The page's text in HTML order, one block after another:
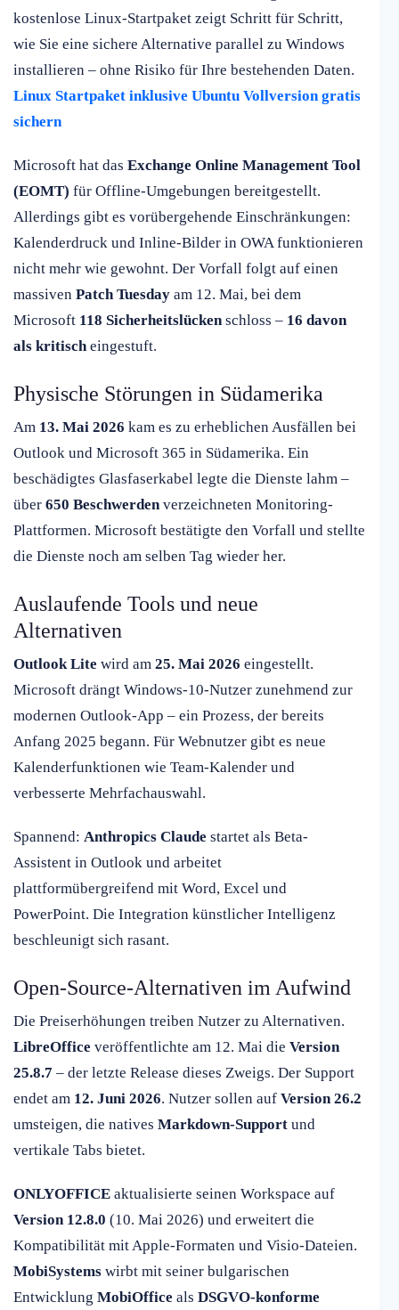
kostenlose Linux-Startpaket zeigt Schritt für Schritt,
wie Sie eine sichere Alternative parallel zu Windows
installieren – ohne Risiko für Ihre bestehenden Daten.
Linux Startpaket inklusive Ubuntu Vollversion gratis
sichern
Microsoft hat das Exchange Online Management Tool
(EOMT) für Offline-Umgebungen bereitgestellt.
Allerdings gibt es vorübergehende Einschränkungen:
Kalenderdruck und Inline-Bilder in OWA funktionieren
nicht mehr wie gewohnt. Der Vorfall folgt auf einen
massiven Patch Tuesday am 12. Mai, bei dem
Microsoft 118 Sicherheitslückenschloss – 16 davon
als kritischeingestuft.
Physische Störungen in Südamerika
Am 13. Mai 2026 kam es zu erheblichen Ausfällen bei
Outlook und Microsoft 365 in Südamerika. Ein
beschädigtes Glasfaserkabel legte die Dienste lahm –
über 650 Beschwerdenverzeichneten Monitoring-
Plattformen. Microsoft bestätigte den Vorfall und stellte
die Dienste noch am selben Tag wieder her.
Auslaufende Tools und neue
Alternativen
Outlook Lite wird am 25. Mai 2026 eingestellt.
Microsoft drängt Windows-10-Nutzer zunehmend zur
modernen Outlook-App – ein Prozess, der bereits
Anfang 2025 begann. Für Webnutzer gibt es neue
Kalenderfunktionen wie Team-Kalender und
verbesserte Mehrfachauswahl.
Spannend: Anthropics Claude startet als Beta-
Assistent in Outlook und arbeitet
plattformübergreifend mit Word, Excel und
PowerPoint. Die Integration künstlicher Intelligenz
beschleunigt sich rasant.
Open-Source-Alternativen im Aufwind
Die Preiserhöhungen treiben Nutzer zu Alternativen.
LibreOffice veröffentlichte am 12. Mai die Version
25.8.7 – der letzte Release dieses Zweigs. Der Support
endet am 12. Juni 2026. Nutzer sollen auf Version 26.2
umsteigen, die natives Markdown-Support und
vertikale Tabs bietet.
ONLYOFFICE aktualisierte seinen Workspace auf
Version 12.8.0 (10. Mai 2026) und erweitert die
Kompatibilität mit Apple-Formaten und Visio-Dateien.
MobiSystems wirbt mit seiner bulgarischen
Entwicklung MobiOffice als DSGVO-konforme